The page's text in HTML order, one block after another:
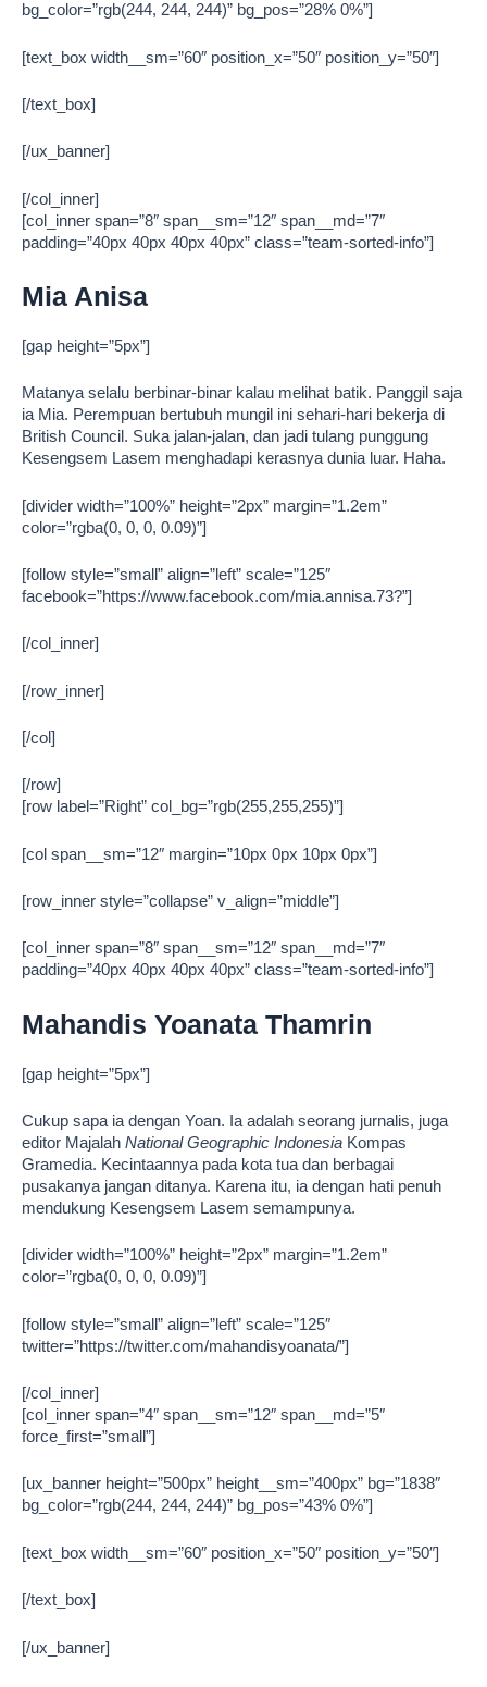
bg_color=”rgb(244, 244, 244)” bg_pos=”28% 0%”]
[text_box width__sm=”60″ position_x=”50″ position_y=”50″]
[/text_box]
[/ux_banner]
[/col_inner]
[col_inner span=”8″ span__sm=”12″ span__md=”7″
padding=”40px 40px 40px 40px” class=”team-sorted-info”]
Mia Anisa
[gap height=”5px”]
Matanya selalu berbinar-binar kalau melihat batik. Panggil saja
ia Mia. Perempuan bertubuh mungil ini sehari-hari bekerja di
British Council. Suka jalan-jalan, dan jadi tulang punggung
Kesengsem Lasem menghadapi kerasnya dunia luar. Haha.
[divider width=”100%” height=”2px” margin=”1.2em”
color=”rgba(0, 0, 0, 0.09)”]
[follow style=”small” align=”left” scale=”125″
facebook=”https://www.facebook.com/mia.annisa.73?”]
[/col_inner]
[/row_inner]
[/col]
[/row]
[row label=”Right” col_bg=”rgb(255,255,255)”]
[col span__sm=”12″ margin=”10px 0px 10px 0px”]
[row_inner style=”collapse” v_align=”middle”]
[col_inner span=”8″ span__sm=”12″ span__md=”7″
padding=”40px 40px 40px 40px” class=”team-sorted-info”]
Mahandis Yoanata Thamrin
[gap height=”5px”]
Cukup sapa ia dengan Yoan. Ia adalah seorang jurnalis, juga
editor Majalah National Geographic Indonesia Kompas
Gramedia. Kecintaannya pada kota tua dan berbagai
pusakanya jangan ditanya. Karena itu, ia dengan hati penuh
mendukung Kesengsem Lasem semampunya.
[divider width=”100%” height=”2px” margin=”1.2em”
color=”rgba(0, 0, 0, 0.09)”]
[follow style=”small” align=”left” scale=”125″
twitter=”https://twitter.com/mahandisyoanata/”]
[/col_inner]
[col_inner span=”4″ span__sm=”12″ span__md=”5″
force_first=”small”]
[ux_banner height=”500px” height__sm=”400px” bg=”1838″
bg_color=”rgb(244, 244, 244)” bg_pos=”43% 0%”]
[text_box width__sm=”60″ position_x=”50″ position_y=”50″]
[/text_box]
[/ux_banner]